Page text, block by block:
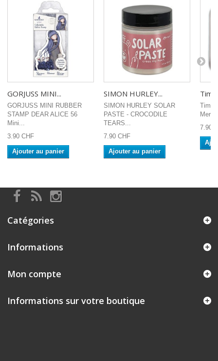
GORJUSS MINI...
GORJUSS MINI RUBBER
STAMP DEAR ALICE 56
Mini...
3.90 CHF
Ajouter au panier
SIMON HURLEY...
SIMON HURLEY SOLAR
PASTE - CROCODILE
TEARS...
7.90 CHF
Ajouter au panier
Tim
Tim
7.90
Catégories
Informations
Mon compte
Informations sur votre boutique